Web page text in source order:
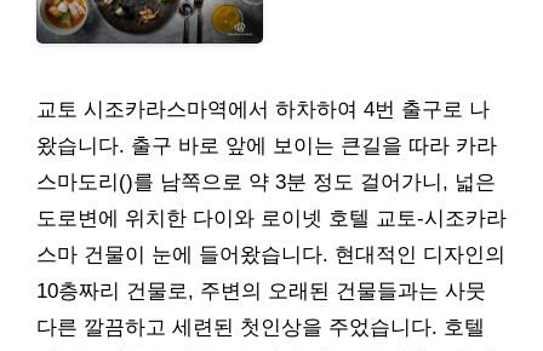
교토 시조카라스마역에서 하차하여 4번 출구로 나
왔습니다. 출구 바로 앞에 보이는 큰길을 따라 카라
스마도리()를 남쪽으로 약 3분 정도 걸어가니, 넓은
도로변에 위치한 다이와 로이넷 호텔 교토-시조카라
스마 건물이 눈에 들어왔습니다. 현대적인 디자인의
10층짜리 건물로, 주변의 오래된 건물들과는 사뭇
다른 깔끔하고 세련된 첫인상을 주었습니다. 호텔